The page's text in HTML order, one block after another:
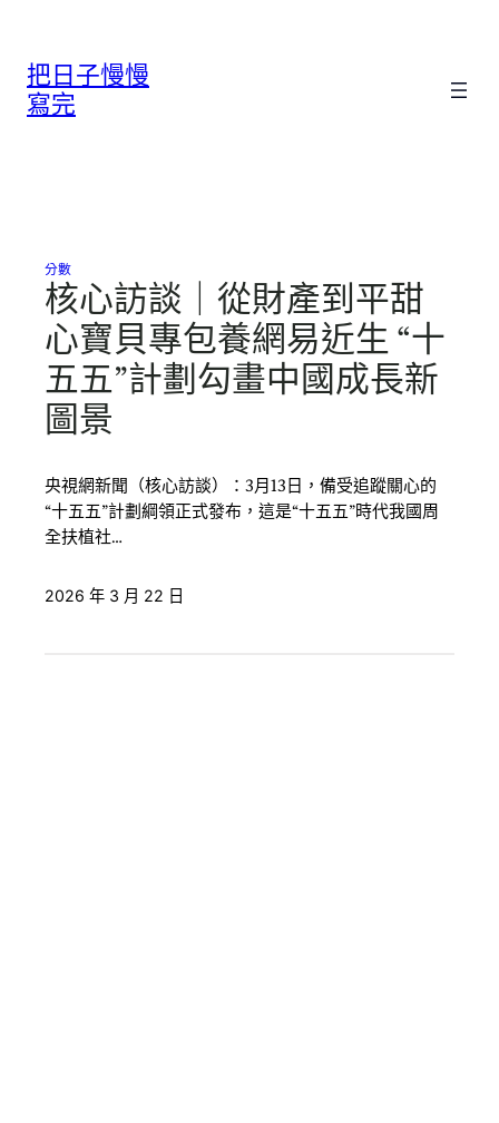
把日子慢慢
寫完
分數
核心訪談｜從財產到平甜
心寶貝專包養網易近生 “十
五五”計劃勾畫中國成長新
圖景
央視網新聞（核心訪談）：3月13日，備受追蹤關心的
“十五五”計劃綱領正式發布，這是“十五五”時代我國周
全扶植社…
2026 年 3 月 22 日